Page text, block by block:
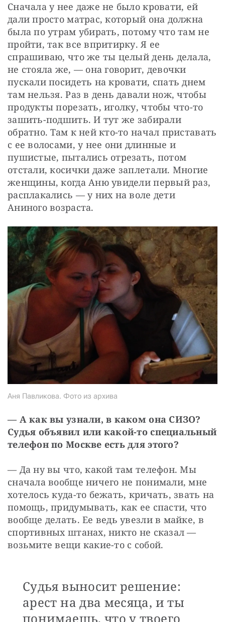
Сначала у нее даже не было кровати, ей
дали просто матрас, который она должна
была по утрам убирать, потому что там не
пройти, так все впритирку. Я ее
спрашиваю, что же ты целый день делала,
не стояла же, — она говорит, девочки
пускали посидеть на кровати, спать днем
там нельзя. Раз в день давали нож, чтобы
продукты порезать, иголку, чтобы что-то
зашить-подшить. И тут же забирали
обратно. Там к ней кто-то начал приставать
с ее волосами, у нее они длинные и
пушистые, пытались отрезать, потом
отстали, косички даже заплетали. Многие
женщины, когда Аню увидели первый раз,
расплакались — у них на воле дети
Аниного возраста.
Аня Павликова. Фото из архива
— А как вы узнали, в каком она СИЗО?
Судья объявил или какой-то специальный
телефон по Москве есть для этого?
— Да ну вы что, какой там телефон. Мы
сначала вообще ничего не понимали, мне
хотелось куда-то бежать, кричать, звать на
помощь, придумывать, как ее спасти, что
вообще делать. Ее ведь увезли в майке, в
спортивных штанах, никто не сказал —
возьмите вещи какие-то с собой.
Судья выносит решение:
арест на два месяца, и ты
понимаешь, что у твоего